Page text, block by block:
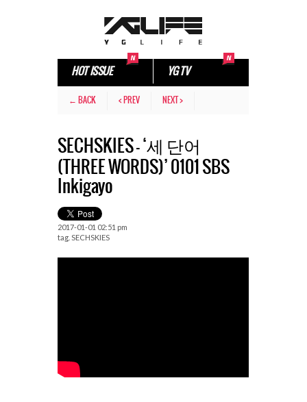
HOT ISSUE YG TV
← BACK < PREV NEXT >
SECHSKIES – ‘세 단어
(THREE WORDS)’ 0101 SBS
Inkigayo
2017-01-01 02:51 pm
tag. SECHSKIES